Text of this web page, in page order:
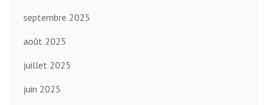
septembre 2025
août 2025
juillet 2025
juin 2025